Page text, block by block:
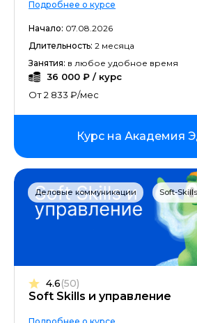
Подробнее о курсе
Начало: 07.08.2026
Длительность: 2 месяца
Занятия: в любое удобное время
36 000 ₽ / курс
От 2 833 ₽/мес
Курс на Академия
Деловые коммуникации Soft-Skills
Soft Skills и управление
4.6(50)